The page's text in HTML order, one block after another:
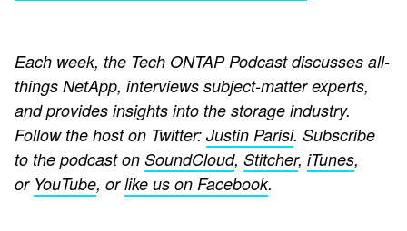
Each week, the Tech ONTAP Podcast discusses all-
things NetApp, interviews subject-matter experts,
and provides insights into the storage industry.
Follow the host on Twitter: Justin Parisi. Subscribe
to the podcast on SoundCloud, Stitcher, iTunes,
or YouTube, orlike us on Facebook.